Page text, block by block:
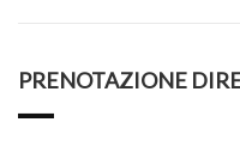
PRENOTAZIONE